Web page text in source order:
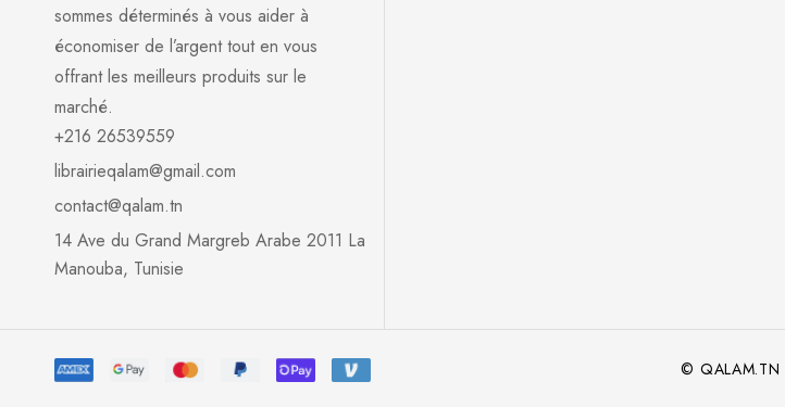
sommes déterminés à vous aider à
économiser de l’argent tout en vous
offrant les meilleurs produits sur le
marché.
+216 26539559
librairieqalam@gmail.com
contact@qalam.tn
14 Ave du Grand Margreb Arabe 2011 La
Manouba, Tunisie
© QALAM.TN